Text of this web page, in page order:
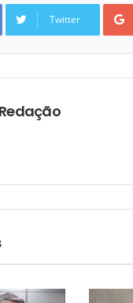
Twitter
Redação